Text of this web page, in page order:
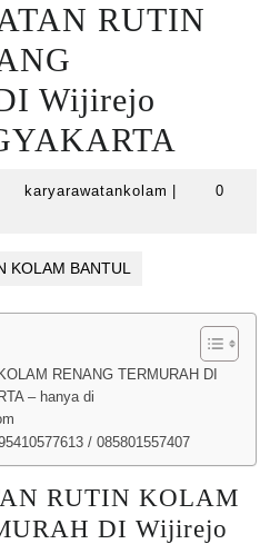
RUTIN
Wijirejo
karyarawatankolam
0
KOLAM BANTUL
RENANG TERMURAH DI
– hanya di
/ 085801557407
RUTIN KOLAM
DI Wijirejo